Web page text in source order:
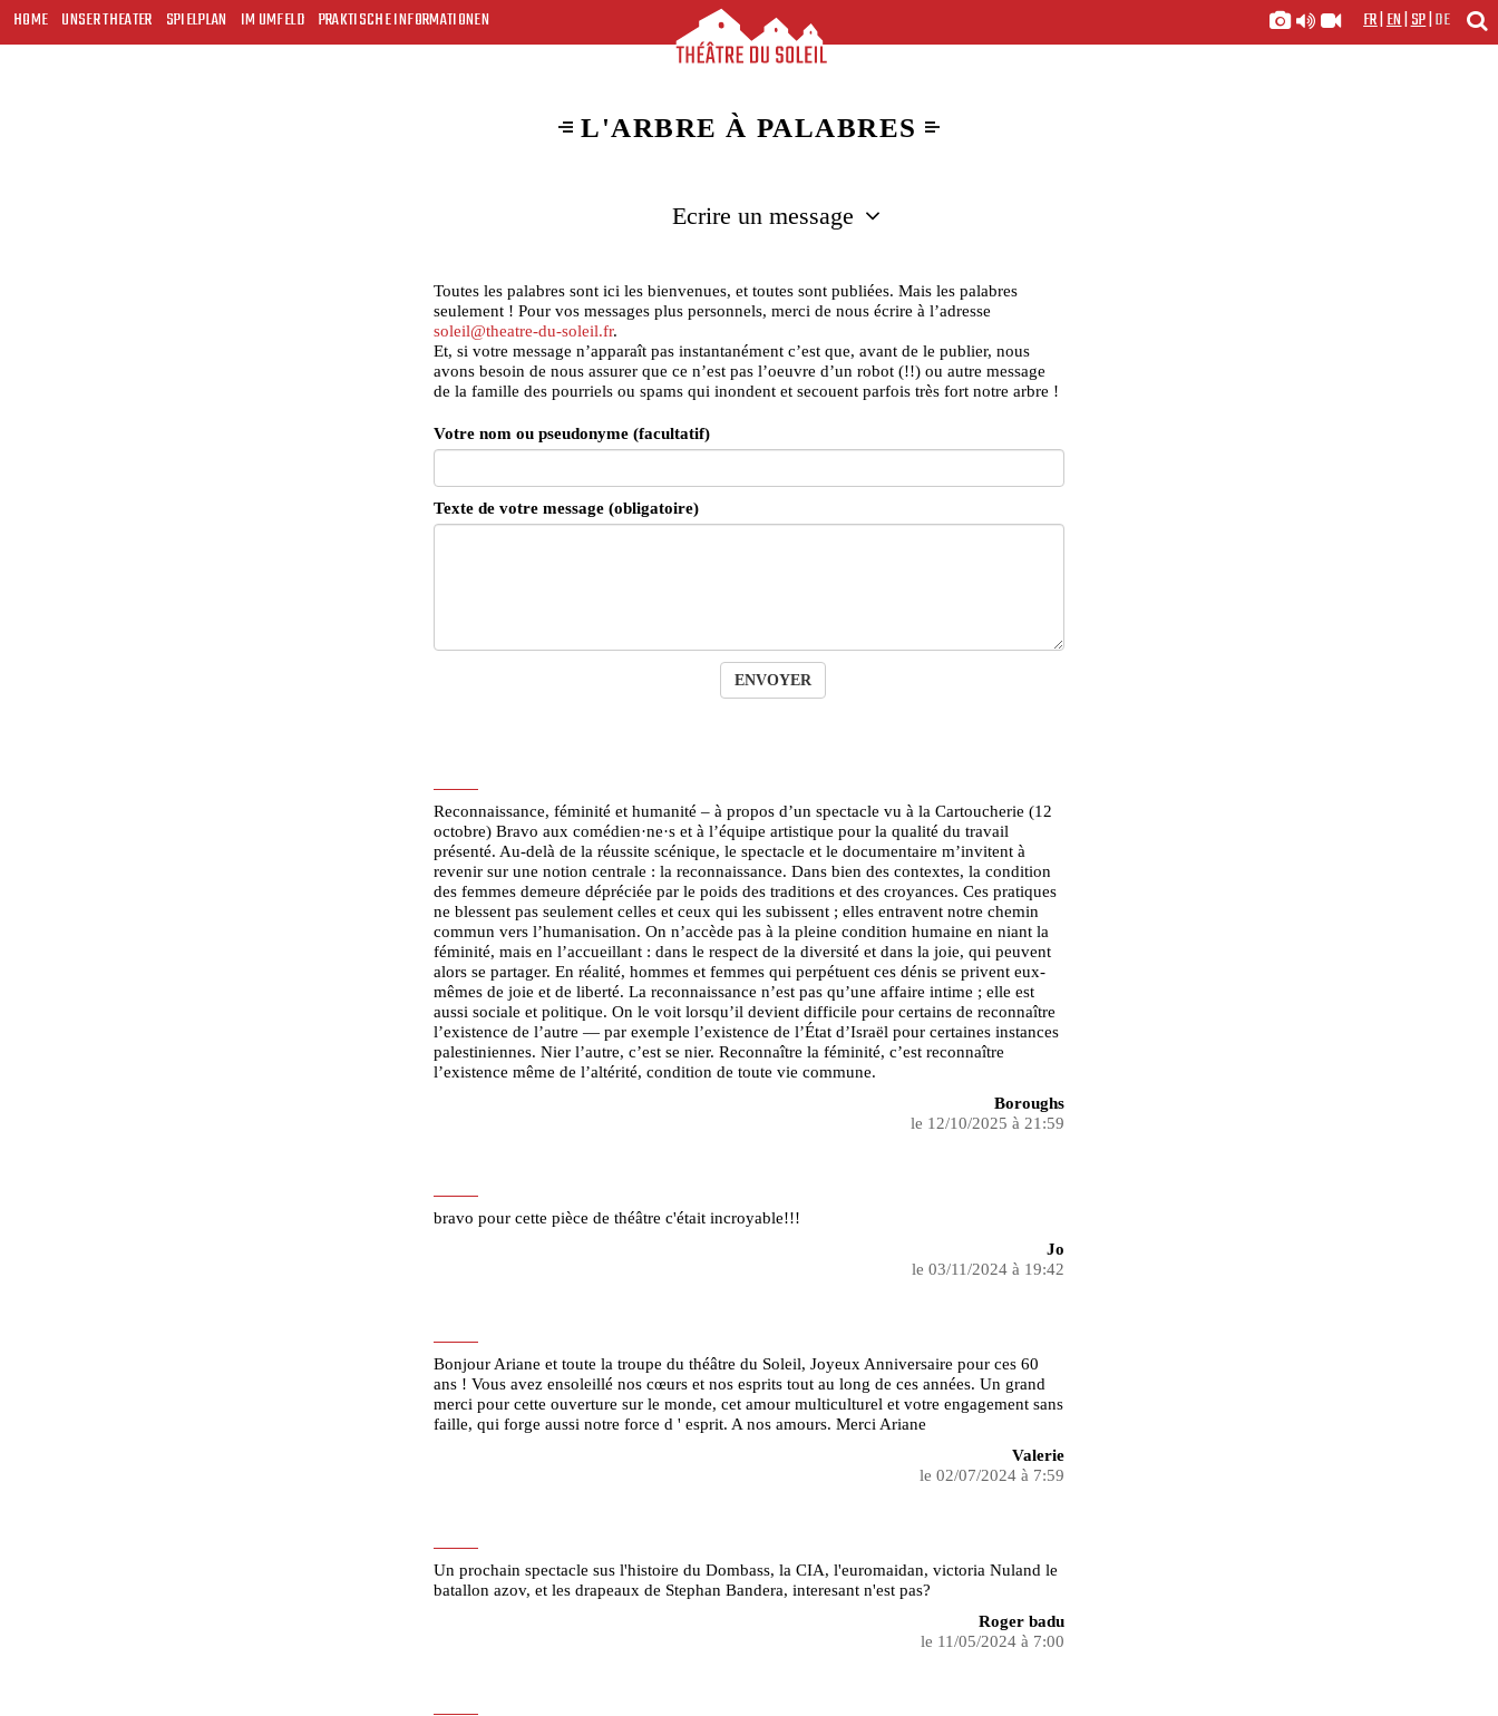
HOME UNSER THEATER SPIELPLAN IM UMFELD PRAKTISCHE INFORMATIONEN FR|EN|SP|DE
L'ARBRE À PALABRES
Ecrire un message
Toutes les palabres sont ici les bienvenues, et toutes sont publiées. Mais les palabres
seulement ! Pour vos messages plus personnels, merci de nous écrire à l’adresse
soleil@theatre-du-soleil.fr.
Et, si votre message n’apparaît pas instantanément c’est que, avant de le publier, nous
avons besoin de nous assurer que ce n’est pas l’oeuvre d’un robot (!!) ou autre message
de la famille des pourriels ou spams qui inondent et secouent parfois très fort notre arbre !
Votre nom ou pseudonyme (facultatif)
Texte de votre message (obligatoire)
ENVOYER
Reconnaissance, féminité et humanité – à propos d’un spectacle vu à la Cartoucherie (12
octobre) Bravo aux comédien·ne·s et à l’équipe artistique pour la qualité du travail
présenté. Au-delà de la réussite scénique, le spectacle et le documentaire m’invitent à
revenir sur une notion centrale : la reconnaissance. Dans bien des contextes, la condition
des femmes demeure dépréciée par le poids des traditions et des croyances. Ces pratiques
ne blessent pas seulement celles et ceux qui les subissent ; elles entravent notre chemin
commun vers l’humanisation. On n’accède pas à la pleine condition humaine en niant la
féminité, mais en l’accueillant : dans le respect de la diversité et dans la joie, qui peuvent
alors se partager. En réalité, hommes et femmes qui perpétuent ces dénis se privent eux-
mêmes de joie et de liberté. La reconnaissance n’est pas qu’une affaire intime ; elle est
aussi sociale et politique. On le voit lorsqu’il devient difficile pour certains de reconnaître
l’existence de l’autre — par exemple l’existence de l’État d’Israël pour certaines instances
palestiniennes. Nier l’autre, c’est se nier. Reconnaître la féminité, c’est reconnaître
l’existence même de l’altérité, condition de toute vie commune.
Boroughs
le 12/10/2025 à 21:59
bravo pour cette pièce de théâtre c'était incroyable!!!
Jo
le 03/11/2024 à 19:42
Bonjour Ariane et toute la troupe du théâtre du Soleil, Joyeux Anniversaire pour ces 60
ans ! Vous avez ensoleillé nos cœurs et nos esprits tout au long de ces années. Un grand
merci pour cette ouverture sur le monde, cet amour multiculturel et votre engagement sans
faille, qui forge aussi notre force d ' esprit. A nos amours. Merci Ariane
Valerie
le 02/07/2024 à 7:59
Un prochain spectacle sus l'histoire du Dombass, la CIA, l'euromaidan, victoria Nuland le
batallon azov, et les drapeaux de Stephan Bandera, interesant n'est pas?
Roger badu
le 11/05/2024 à 7:00